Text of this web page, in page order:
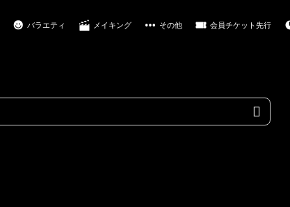
バラエティ メイキング その他 会員チケット先行